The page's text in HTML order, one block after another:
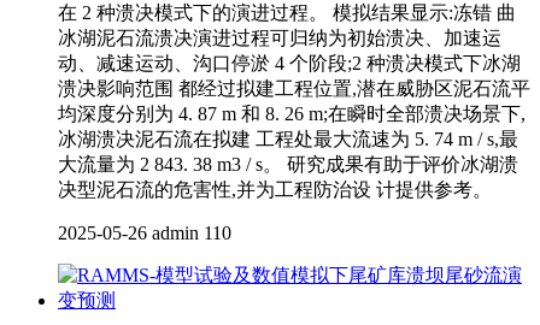
在 2 种溃决模式下的演进过程。 模拟结果显示:冻错 曲
冰湖泥石流溃决演进过程可归纳为初始溃决、加速运
动、减速运动、沟口停淤 4 个阶段;2 种溃决模式下冰湖
溃决影响范围 都经过拟建工程位置,潜在威胁区泥石流平
均深度分别为 4. 87 m 和 8. 26 m;在瞬时全部溃决场景下,
冰湖溃决泥石流在拟建 工程处最大流速为 5. 74 m / s,最
大流量为 2 843. 38 m3 / s。 研究成果有助于评价冰湖溃
决型泥石流的危害性,并为工程防治设 计提供参考。
2025-05-26 admin 110